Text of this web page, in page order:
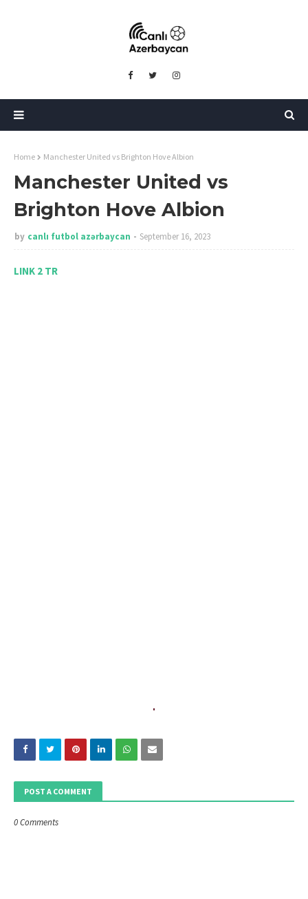
Home Manchester United vs Brighton Hove Albion
Manchester United vs
Brighton Hove Albion
by canlı futbol azərbaycan September 16, 2023
LINK 2 TR
POST A COMMENT
0 Comments